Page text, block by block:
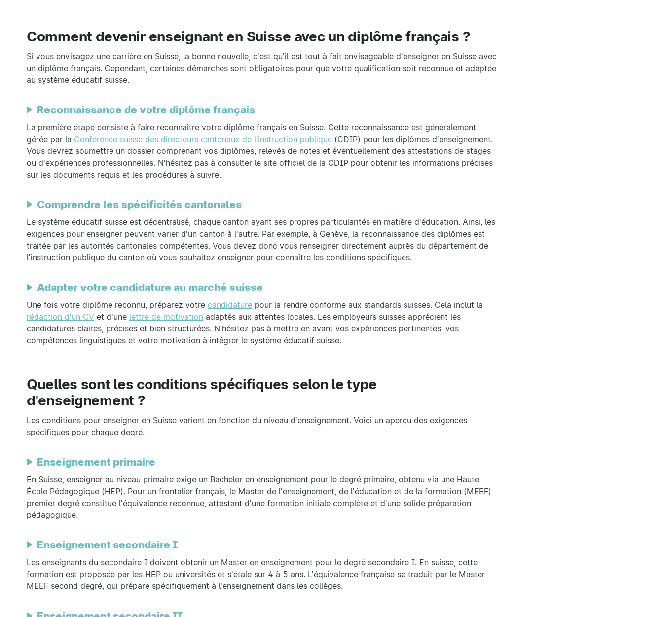
Comment devenir enseignant en Suisse avec un diplôme français ?
Si vous envisagez une carrière en Suisse, la bonne nouvelle, c'est qu'il est tout à fait envisageable d'enseigner en Suisse avec
un diplôme français. Cependant, certaines démarches sont obligatoires pour que votre qualification soit reconnue et adaptée
au système éducatif suisse.
Reconnaissance de votre diplôme français
La première étape consiste à faire reconnaître votre diplôme français en Suisse. Cette reconnaissance est généralement
gérée par la Conférence suisse des directeurs cantonaux de l'instruction publique (CDIP) pour les diplômes d'enseignement.
Vous devrez soumettre un dossier comprenant vos diplômes, relevés de notes et éventuellement des attestations de stages
ou d'expériences professionnelles. N'hésitez pas à consulter le site officiel de la CDIP pour obtenir les informations précises
sur les documents requis et les procédures à suivre.
Comprendre les spécificités cantonales
Le système éducatif suisse est décentralisé, chaque canton ayant ses propres particularités en matière d'éducation. Ainsi, les
exigences pour enseigner peuvent varier d'un canton à l'autre. Par exemple, à Genève, la reconnaissance des diplômes est
traitée par les autorités cantonales compétentes. Vous devez donc vous renseigner directement auprès du département de
l'instruction publique du canton où vous souhaitez enseigner pour connaître les conditions spécifiques.
Adapter votre candidature au marché suisse
Une fois votre diplôme reconnu, préparez votre candidature pour la rendre conforme aux standards suisses. Cela inclut la
rédaction d'un CV et d'une lettre de motivation adaptés aux attentes locales. Les employeurs suisses apprécient les
candidatures claires, précises et bien structurées. N'hésitez pas à mettre en avant vos expériences pertinentes, vos
compétences linguistiques et votre motivation à intégrer le système éducatif suisse.
Quelles sont les conditions spécifiques selon le type
d'enseignement ?
Les conditions pour enseigner en Suisse varient en fonction du niveau d'enseignement. Voici un aperçu des exigences
spécifiques pour chaque degré.
Enseignement primaire
En Suisse, enseigner au niveau primaire exige un Bachelor en enseignement pour le degré primaire, obtenu via une Haute
École Pédagogique (HEP). Pour un frontalier français, le Master de l'enseignement, de l'éducation et de la formation (MEEF)
premier degré constitue l'équivalence reconnue, attestant d'une formation initiale complète et d'une solide préparation
pédagogique.
Enseignement secondaire I
Les enseignants du secondaire I doivent obtenir un Master en enseignement pour le degré secondaire I. En suisse, cette
formation est proposée par les HEP ou universités et s'étale sur 4 à 5 ans. L'équivalence française se traduit par le Master
MEEF second degré, qui prépare spécifiquement à l'enseignement dans les collèges.